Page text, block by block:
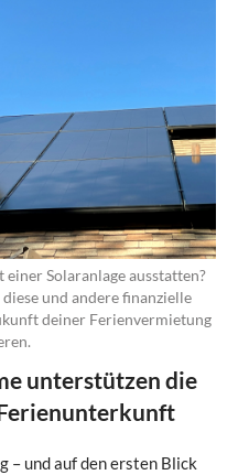
Solaranlage ausstatten?
und andere finanzielle
deiner Ferienvermietung
unterstützen die
– und auf den ersten Blick